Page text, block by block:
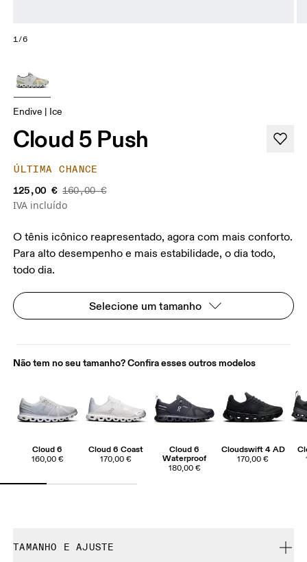
1/6
Endive | Ice
Cloud 5 Push
ÚLTIMA CHANCE
125,00 € 160,00 €
IVA incluído
O tênis icônico reapresentado, agora com mais conforto.
Para alto desempenho e mais estabilidade, o dia todo,
todo dia.
Selecione um tamanho
Não tem no seu tamanho? Confira esses outros modelos
Cloud 6
160,00 €
Cloud 6 Coast
170,00 €
Cloud 6
Waterproof
180,00 €
Cloudswift 4 AD
170,00 €
TAMANHO E AJUSTE